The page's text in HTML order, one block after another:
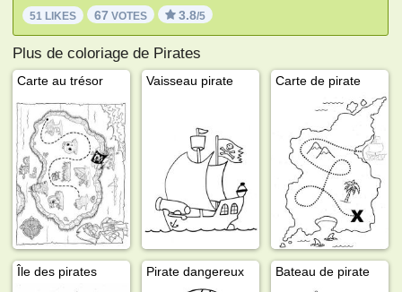
51 LIKES 67 VOTES 3.8/5
Plus de coloriage de Pirates
Carte au trésor Vaisseau pirate Carte de pirate
Île des pirates Pirate dangereux Bateau de pirate